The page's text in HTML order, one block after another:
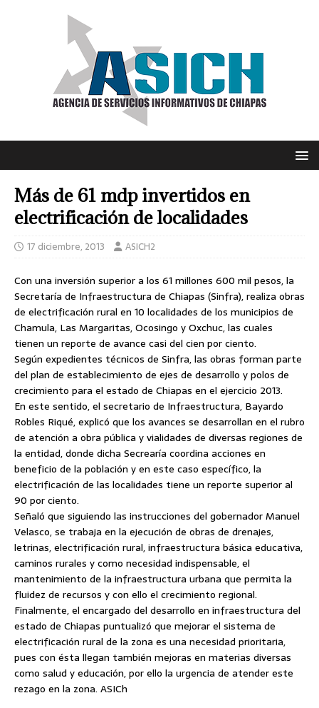
Más de 61 mdp invertidos en
electrificación de localidades
17 diciembre, 2013 ASICH2
Con una inversión superior a los 61 millones 600 mil pesos, la
Secretaría de Infraestructura de Chiapas (Sinfra), realiza obras
de electrificación rural en 10 localidades de los municipios de
Chamula, Las Margaritas, Ocosingo y Oxchuc, las cuales
tienen un reporte de avance casi del cien por ciento.
Según expedientes técnicos de Sinfra, las obras forman parte
del plan de establecimiento de ejes de desarrollo y polos de
crecimiento para el estado de Chiapas en el ejercicio 2013.
En este sentido, el secretario de Infraestructura, Bayardo
Robles Riqué, explicó que los avances se desarrollan en el rubro
de atención a obra pública y vialidades de diversas regiones de
la entidad, donde dicha Secrearía coordina acciones en
beneficio de la población y en este caso específico, la
electrificación de las localidades tiene un reporte superior al
90 por ciento.
Señaló que siguiendo las instrucciones del gobernador Manuel
Velasco, se trabaja en la ejecución de obras de drenajes,
letrinas, electrificación rural, infraestructura básica educativa,
caminos rurales y como necesidad indispensable, el
mantenimiento de la infraestructura urbana que permita la
fluidez de recursos y con ello el crecimiento regional.
Finalmente, el encargado del desarrollo en infraestructura del
estado de Chiapas puntualizó que mejorar el sistema de
electrificación rural de la zona es una necesidad prioritaria,
pues con ésta llegan también mejoras en materias diversas
como salud y educación, por ello la urgencia de atender este
rezago en la zona. ASICh